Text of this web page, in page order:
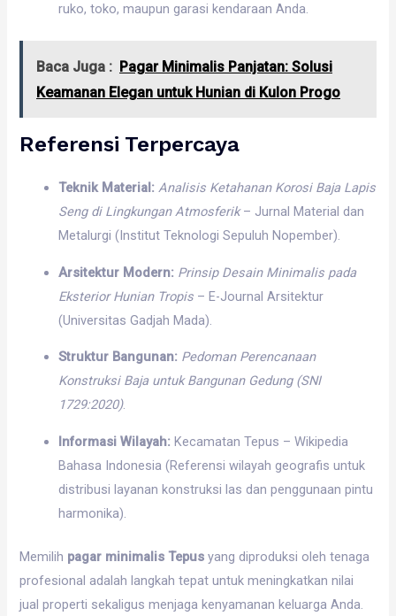
ruko, toko, maupun garasi kendaraan Anda.
Baca Juga : Pagar Minimalis Panjatan: Solusi
Keamanan Elegan untuk Hunian di Kulon Progo
Referensi Terpercaya
Teknik Material: Analisis Ketahanan Korosi Baja Lapis
Seng di Lingkungan Atmosferik– Jurnal Material dan
Metalurgi (Institut Teknologi Sepuluh Nopember).
Arsitektur Modern: Prinsip Desain Minimalis pada
Eksterior Hunian Tropis – E-Journal Arsitektur
(Universitas Gadjah Mada).
Struktur Bangunan: Pedoman Perencanaan
Konstruksi Baja untuk Bangunan Gedung (SNI
1729:2020).
Informasi Wilayah: Kecamatan Tepus – Wikipedia
Bahasa Indonesia (Referensi wilayah geografis untuk
distribusi layanan konstruksi las dan penggunaan pintu
harmonika).
Memilih pagar minimalis Tepus yang diproduksi oleh tenaga
profesional adalah langkah tepat untuk meningkatkan nilai
jual properti sekaligus menjaga kenyamanan keluarga Anda.